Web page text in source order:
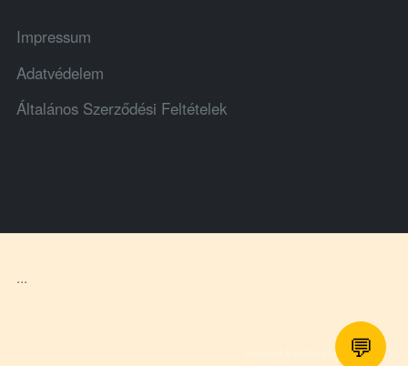
Impressum
Adatvédelem
Általános Szerződési Feltételek
...
honlapot & sablont készítette
💬